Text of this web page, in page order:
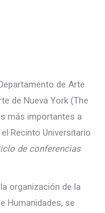
de Arte
de Nueva York (The
más importantes a
Recinto Universitario
de conferencias
organización de la
Humanidades, se